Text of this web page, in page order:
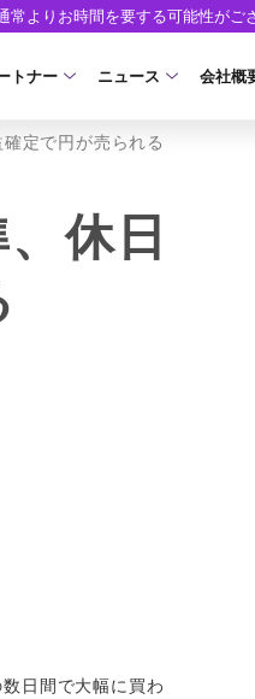
よりお時間を要する可能性がご
スプレッド・手数料
ゼロカットとロスカット
ワップとロールオーバー
眠口座と凍結口座
口座開設フォーム
必要書類
開設方法
MT4/MT5 ヒストリカル
EA(エキスパートアドバ
トナー
トロデュース・パートナープログ
・VIPプログラム
ニュース
お知らせ
マーケットニュース
会社概
定で円が売られる
休日
日間で大幅に買わ